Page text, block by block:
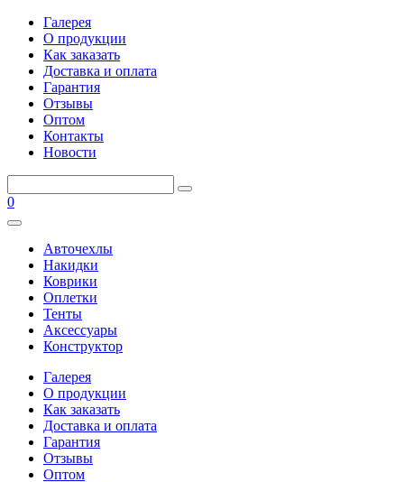
Галерея
О продукции
Как заказать
Доставка и оплата
Гарантия
Отзывы
Оптом
Контакты
Новости
0
Авточехлы
Накидки
Коврики
Оплетки
Тенты
Аксессуары
Конструктор
Галерея
О продукции
Как заказать
Доставка и оплата
Гарантия
Отзывы
Оптом